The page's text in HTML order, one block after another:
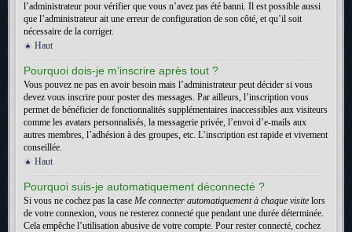
l’administrateur pour vérifier que vous n’avez pas été banni. Il est possible aussi
que l’administrateur ait une erreur de configuration de son côté, et qu’il soit
nécessaire de la corriger.
Haut
Pourquoi dois-je m’inscrire après tout ?
Vous pouvez ne pas en avoir besoin mais l’administrateur peut décider si vous
devez vous inscrire pour poster des messages. Par ailleurs, l’inscription vous
permet de bénéficier de fonctionnalités supplémentaires inaccessibles aux visiteurs
comme les avatars personnalisés, la messagerie privée, l’envoi d’e-mails aux
autres membres, l’adhésion à des groupes, etc. L’inscription est rapide et vivement
conseillée.
Haut
Pourquoi suis-je automatiquement déconnecté ?
Si vous ne cochez pas la case Me connecter automatiquement à chaque visite lors
de votre connexion, vous ne resterez connecté que pendant une durée déterminée.
Cela empêche l’utilisation abusive de votre compte. Pour rester connecté, cochez